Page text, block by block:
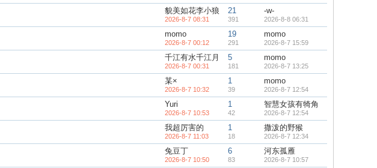
貌美如花李小狼
2026-8-7 08:31
21
391
-w-
2026-8-8 06:31
momo
2026-8-7 00:12
19
291
momo
2026-8-7 15:59
千江有水千江月
2026-8-7 00:31
5
181
momo
2026-8-7 13:25
某×
2026-8-7 10:32
1
39
momo
2026-8-7 12:54
Yuri
2026-8-7 10:53
1
42
智慧女孩有犄角
2026-8-7 12:54
我超厉害的
2026-8-7 11:03
1
18
撒泼的野猴
2026-8-7 12:34
兔豆丁
2026-8-7 10:50
6
83
河东孤雁
2026-8-7 10:57